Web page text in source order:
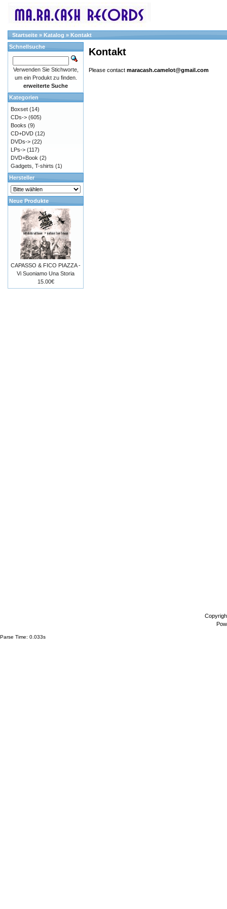
Startseite » Katalog » Kontakt
Kontakt
Please contact maracash.camelot@gmail.com
Schnellsuche
Verwenden Sie Stichworte,
um ein Produkt zu finden.
erweiterte Suche
Kategorien
Boxset (14)
CDs-> (605)
Books (9)
CD+DVD (12)
DVDs-> (22)
LPs-> (117)
DVD+Book (2)
Gadgets, T-shirts (1)
Hersteller
Neue Produkte
CAPASSO & FICO PIAZZA -
Vi Suoniamo Una Storia
15.00€
Parse Time: 0.033s